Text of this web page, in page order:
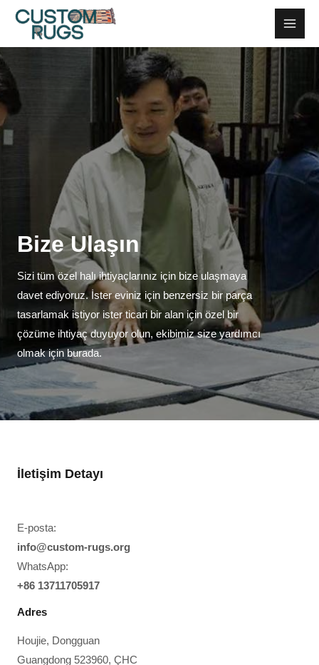
İçeriğe
Ana
Bize Ulaşın
Sizi tüm özel halı ihtiyaçlarınız için bize ulaşmaya
davet ediyoruz. İster eviniz için benzersiz bir parça
tasarlamak istiyor ister ticari bir alan için özel bir
çözüme ihtiyaç duyuyor olun, ekibimiz size yardımcı
olmak için burada.
İletişim Detayı
E-posta:
info@custom-rugs.org
WhatsApp:
+86 13711705917
Adres
Houjie, Dongguan
Guangdong 523960, ÇHC